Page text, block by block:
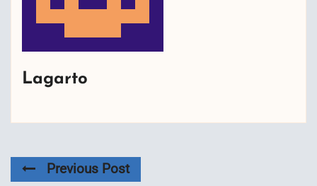
Lagarto
Previous Post